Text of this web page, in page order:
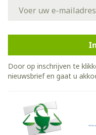
Door op inschrijven te
nieuwsbrief en gaat u